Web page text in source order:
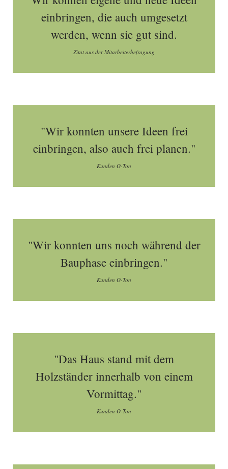
einbringen, die auch umgesetzt
werden, wenn sie gut sind.
Zitat aus der Mitarbeiterbefragung
"Wir konnten unsere Ideen frei
einbringen, also auch frei planen."
Kunden O-Ton
"Wir konnten uns noch während der
Bauphase einbringen."
Kunden O-Ton
"Das Haus stand mit dem
Holzständer innerhalb von einem
Vormittag."
Kunden O-Ton